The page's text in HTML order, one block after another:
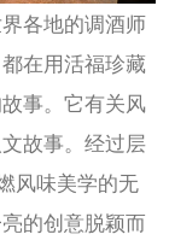
各地的调酒师
在用活福珍藏
事。它有关风
故事。经过层
风味美学的无
的创意脱颖而